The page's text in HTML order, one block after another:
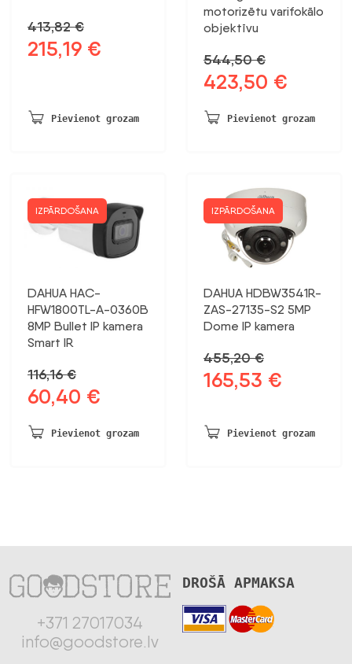
413,82€
Sākotnējā
215,19 €
Pievienot grozam
motorizētu varifokālo
objektīvu
544,50€
Sākotnējā
bija:
423,50 €
ir:
Pievienot grozam
IZPĀRDOŠANA
DAHUA HAC-
HFW1800TL-A-0360B
8MP Bullet IP kamera
Smart IR
116,16€
Sākotnējā
bija:
60,40 €
ir:
Pievienot grozam
IZPĀRDOŠANA
DAHUA HDBW3541R-
ZAS-27135-S2 5MP
Dome IP kamera
455,20€
Sākotnējā
455,20 €.
165,53 €
165,53 €.
Pievienot grozam
+371 27017034
info@goodstore.lv
DROŠĀ APMAKSA